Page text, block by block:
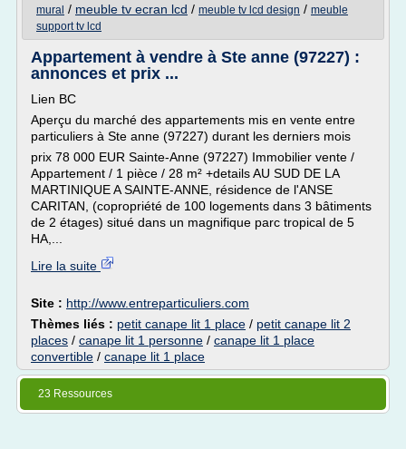
mural / meuble tv ecran lcd / meuble tv lcd design / meuble
support tv lcd
Appartement à vendre à Ste anne (97227) :
annonces et prix ...
Lien BC
Aperçu du marché des appartements mis en vente entre
particuliers à Ste anne (97227) durant les derniers mois
prix 78 000 EUR Sainte-Anne (97227) Immobilier vente /
Appartement / 1 pièce / 28 m² +details AU SUD DE LA
MARTINIQUE A SAINTE-ANNE, résidence de l'ANSE
CARITAN, (copropriété de 100 logements dans 3 bâtiments
de 2 étages) situé dans un magnifique parc tropical de 5
HA,...
Lire la suite
Site : http://www.entreparticuliers.com
Thèmes liés : petit canape lit 1 place / petit canape lit 2
places / canape lit 1 personne / canape lit 1 place
convertible / canape lit 1 place
23 Ressources